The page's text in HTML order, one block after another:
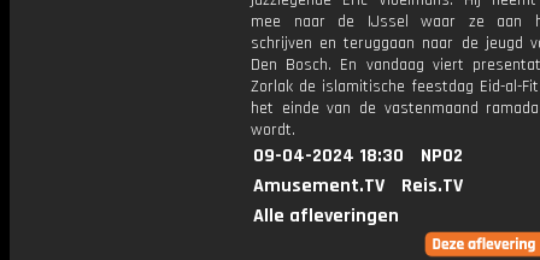
mee naar de IJssel waar ze aan
schrijven en teruggaan naar de jeugd
Den Bosch. En vandaag viert
Zorlak de islamitische feestdag Eid-al-
het einde van de vastenmaand
wordt.
09-04-2024 18:30
NPO2
Amusement.TV
Reis.TV
Alle afleveringen